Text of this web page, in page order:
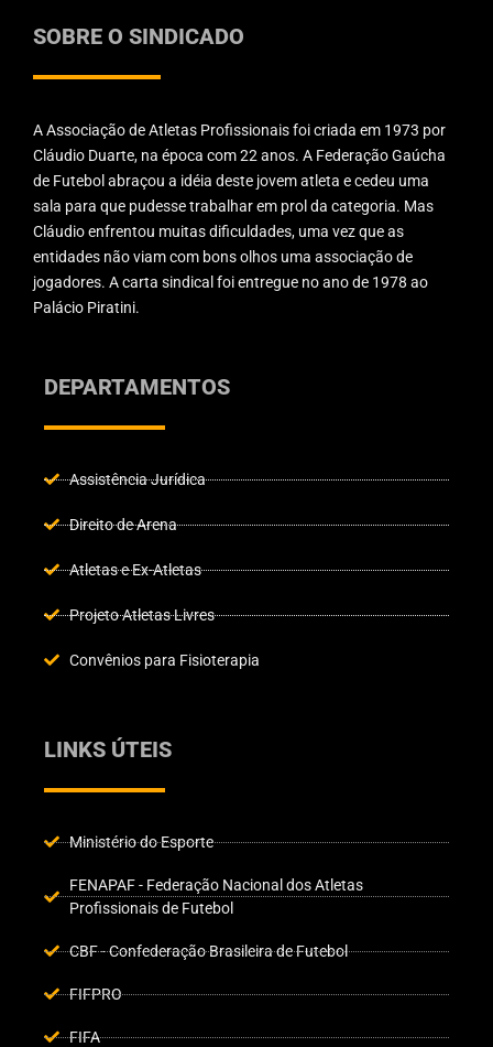
SOBRE O SINDICADO
A Associação de Atletas Profissionais foi criada em 1973 por
Cláudio Duarte, na época com 22 anos. A Federação Gaúcha
de Futebol abraçou a idéia deste jovem atleta e cedeu uma
sala para que pudesse trabalhar em prol da categoria. Mas
Cláudio enfrentou muitas dificuldades, uma vez que as
entidades não viam com bons olhos uma associação de
jogadores. A carta sindical foi entregue no ano de 1978 ao
Palácio Piratini.
DEPARTAMENTOS
Assistência Jurídica
Direito de Arena
Atletas e Ex-Atletas
Projeto Atletas Livres
Convênios para Fisioterapia
LINKS ÚTEIS
Ministério do Esporte
FENAPAF - Federação Nacional dos Atletas
Profissionais de Futebol
CBF - Confederação Brasileira de Futebol
FIFPRO
FIFA